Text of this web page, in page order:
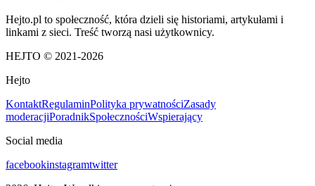
Hejto.pl to społeczność, która dzieli się historiami, artykułami i
linkami z sieci. Treść tworzą nasi użytkownicy.
HEJTO © 2021-2026
Hejto
KontaktRegulaminPolityka prywatnościZasady
moderacjiPoradnikSpołecznościWspierający
Social media
facebookinstagramtwitter